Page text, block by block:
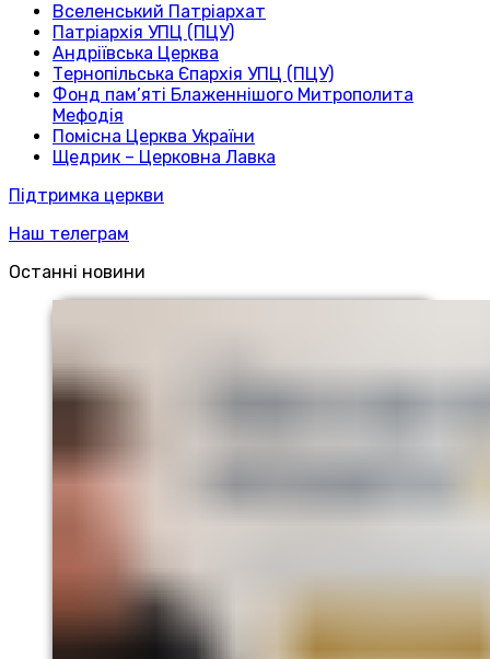
Вселенський Патріархат
Патріархія УПЦ (ПЦУ)
Андріївська Церква
Тернопільська Єпархія УПЦ (ПЦУ)
Фонд пам’яті Блаженнішого Митрополита
Мефодія
Помісна Церква України
Щедрик – Церковна Лавка
Підтримка церкви
Наш телеграм
Останні новини